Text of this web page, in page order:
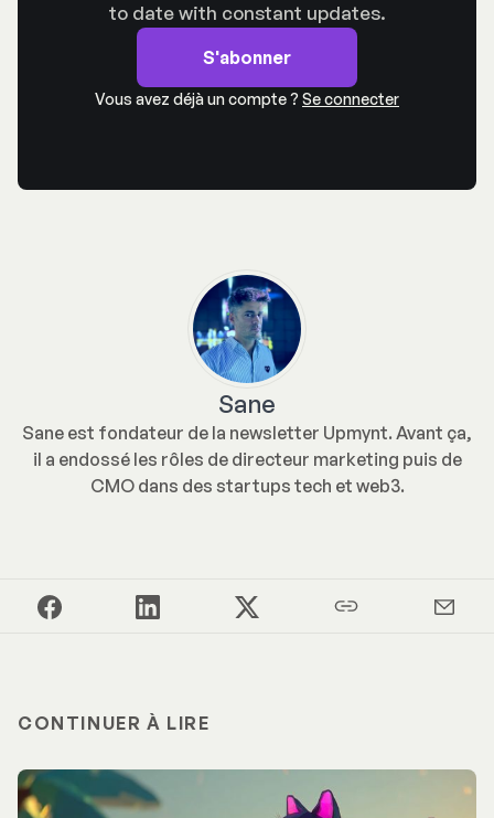
to date with constant updates.
S'abonner
Vous avez déjà un compte ? Se connecter
Sane
Sane est fondateur de la newsletter Upmynt. Avant ça,
il a endossé les rôles de directeur marketing puis de
CMO dans des startups tech et web3.
CONTINUER À LIRE